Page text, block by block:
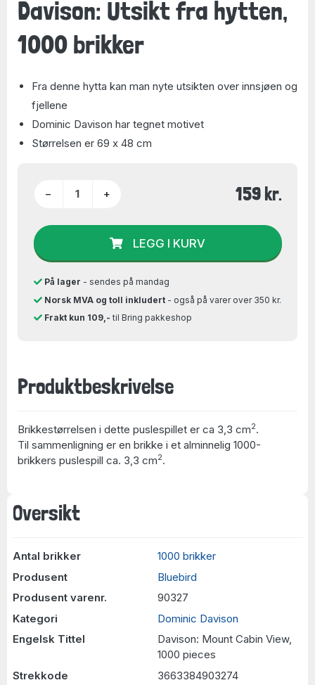
Oversikt
Antal brikker
1000 brikker
Produsent
Bluebird
Produsent varenr.
90327
Kategori
Dominic Davison
Engelsk Tittel
Davison: Mount Cabin View,
1000 pieces
Strekkode
3663384903274
Davison: Utsikt fra hytten,
1000 brikker
Fra denne hytta kan man nyte utsikten over innsjøen og
fjellene
Dominic Davison har tegnet motivet
Størrelsen er 69 x 48 cm
− + 159 kr.
LEGG I KURV
På lager - sendes på mandag
Norsk MVA og toll inkludert- også på varer over 350 kr.
Frakt kun 109,- til Bring pakkeshop
Produktbeskrivelse
Brikkestørrelsen i dette puslespillet er ca 3,3 cm2.
Til sammenligning er en brikke i et alminnelig 1000-
brikkers puslespill ca. 3,3 cm2.